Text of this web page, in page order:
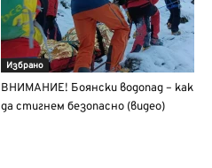
Избрано
ВНИМАНИЕ! Боянски водопад – как
да стигнем безопасно (видео)